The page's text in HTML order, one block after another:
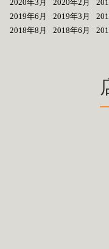
2020年3月
2020年2月
2019年6月
2019年3月
2018年8月
2018年6月